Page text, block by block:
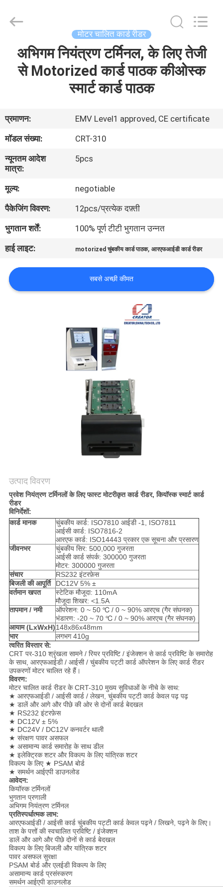
हमारे
बारे
में
कारखाना
भ्रमण
गुणवत्ता
नियंत्रण
संपर्क
POLICY
Reader
Online
Reserved.
मोटर चालित कार्ड रीडर
अभिगम नियंत्रण टर्मिनल, के लिए तेजी
से Motorized कार्ड पाठक कीओस्क
स्मार्ट कार्ड पाठक
प्रमाणन:
EMV Level1 approved, CE certificate
मॉडल संख्या:
CRT-310
न्यूनतम आदेश
मात्रा:
5pcs
मूल्य:
negotiable
पैकेजिंग विवरण:
12pcs/प्रत्येक दफ़्ती
भुगतान शर्तें:
100% पूर्ण टीटी भुगतान उन्नत
हाई लाइट:
motorized चुंबकीय कार्ड पाठक,आरएफआईडी कार्ड रीडर
सबसे अच्छी कीमत
उत्पाद विवरण
प्रवेश नियंत्रण टर्मिनलों के लिए फास्ट मोटरीकृत कार्ड रीडर, कियॉस्क स्मार्ट कार्ड
रीडर
विनिर्देशों:
कार्ड मानक
चुंबकीय कार्ड: ISO7810 आईडी -1, ISO7811
आईसी कार्ड: ISO7816-2
आरएफ कार्ड: ISO14443 प्रकार एक सूचना और प्रसारण
जीवनभर
चुंबकीय सिर: 500,000 गुजरता
आईसी कार्ड संपर्क: 300000 गुजरता
मोटर: 300000 गुजरता
संचार
RS232 इंटरफ़ेस
बिजली की आपूर्ति
DC12V 5% ±
वर्तमान खपत
स्टेटिक मौजूदा: 110mA
मौजूदा शिखर: <1.5A
तापमान / नमी
ऑपरेशन: 0 ~ 50 ℃ / 0 ~ 90% आरएच (गैर संघनक)
भंडारण: -20 ~ 70 ℃ / 0 ~ 90% आरएच (गैर संघनक)
आयाम (LxWxH)148x86x48mm
भार
लगभग 410g
त्वरित विस्तार से:
CRT पर-310 श्रृंखला सामने / रियर प्रविष्टि / इंजेक्शन से कार्ड प्रविष्टि के समारोह
के साथ, आरएफआईडी / आईसी / चुंबकीय पट्टी कार्ड ऑपरेशन के लिए कार्ड रीडर
उपकरणों मोटर चालित रहे हैं।
विवरण:
मोटर चालित कार्ड रीडर के CRT-310 मुख्य सुविधाओं के नीचे के साथ:
★ आरएफआईडी / आईसी कार्ड / लेखन, चुंबकीय पट्टी कार्ड केवल पढ़ पढ़
★ डालें और आगे और पीछे की ओर से दोनों कार्ड बेदखल
★ RS232 इंटरफ़ेस
★ DC12V ± 5%
★ DC24V / DC12V कनवर्टर थाली
★ संरक्षण पावर असफल
★ असामान्य कार्ड समारोह के साथ डील
★ इलेक्ट्रिक शटर और विकल्प के लिए यांत्रिक शटर
विकल्प के लिए ★ PSAM बोर्ड
★ समर्थन आईएपी डाउनलोड
आवेदन:
कियॉस्क टर्मिनलों
भुगतान प्रणाली
अभिगम नियंत्रण टर्मिनल
प्रतिस्पर्धात्मक लाभ:
आरएफआईडी / आईसी कार्ड चुंबकीय पट्टी कार्ड केवल पढ़ने / लिखने, पढ़ने के लिए।
ताश के पत्तों की स्वचालित प्रविष्टि / इंजेक्शन
डालें और आगे और पीछे दोनों से कार्ड बेदखल
विकल्प के लिए बिजली और यांत्रिक शटर
पावर असफल सुरक्षा
PSAM बोर्ड और एलईडी विकल्प के लिए
असामान्य कार्ड प्रसंस्करण
समर्थन आईएपी डाउनलोड